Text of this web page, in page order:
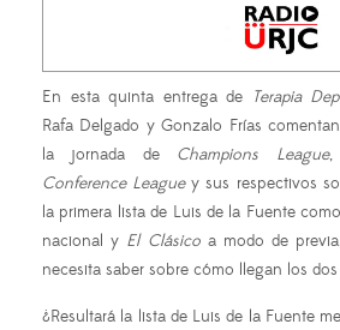
En esta quinta entrega de Terapia
Rafa Delgado y Gonzalo Frías
la jornada de Champions League,
Conference Leaguey sus respectivos
la primera lista de Luis de la Fuente
nacional y El Clásicoa modo de
necesita saber sobre cómo llegan los
¿Resultará la lista de Luis de la Fuente